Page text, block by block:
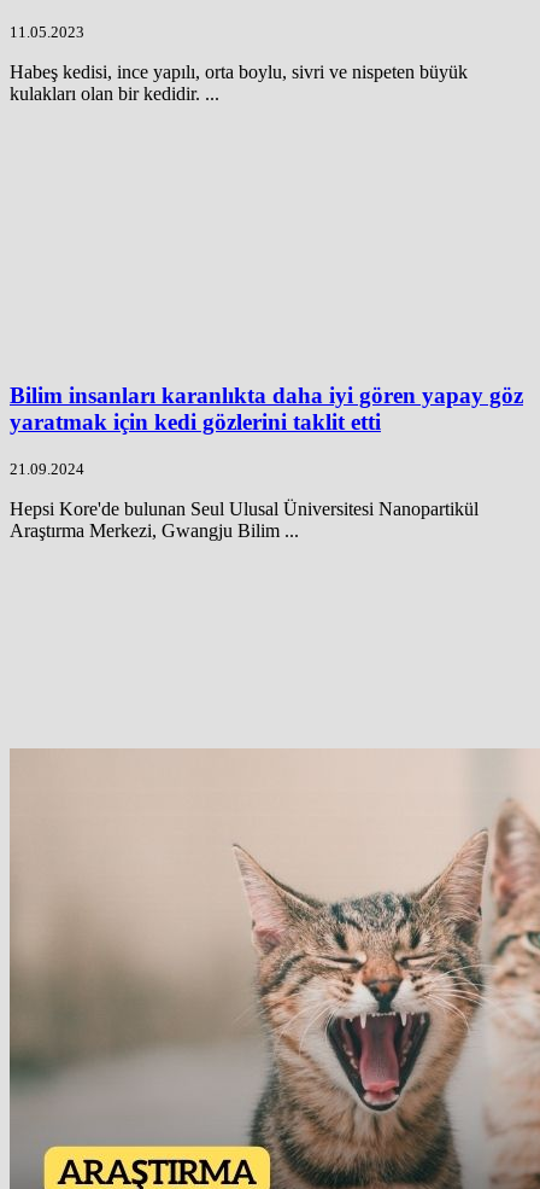
11.05.2023
Habeş kedisi, ince yapılı, orta boylu, sivri ve nispeten büyük
kulakları olan bir kedidir. ...
Bilim insanları karanlıkta daha iyi gören yapay göz
yaratmak için kedi gözlerini taklit etti
21.09.2024
Hepsi Kore'de bulunan Seul Ulusal Üniversitesi Nanopartikül
Araştırma Merkezi, Gwangju Bilim ...